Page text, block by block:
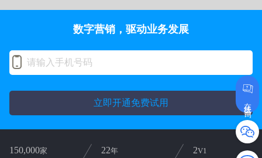
在线咨询
数字营销，驱动业务发展
立即开通免费试用
150,000家 22年 2V1